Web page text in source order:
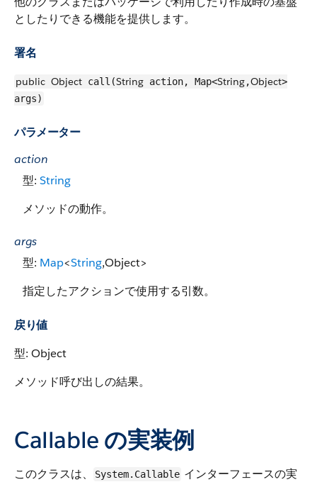
としたりできる機能を提供します。
署名
public Object call(String action, Map<String,Object>
args)
パラメーター
action
型: String
メソッドの動作。
args
型: Map<String,Object>
指定したアクションで使用する引数。
戻り値
型: Object
メソッド呼び出しの結果。
Callable の実装例
このクラスは、 System.Callable インターフェースの実